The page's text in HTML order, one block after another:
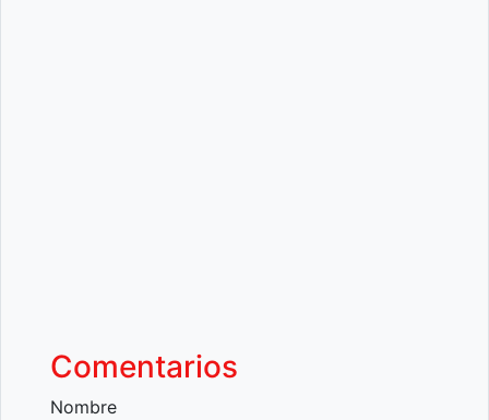
Comentarios
Nombre